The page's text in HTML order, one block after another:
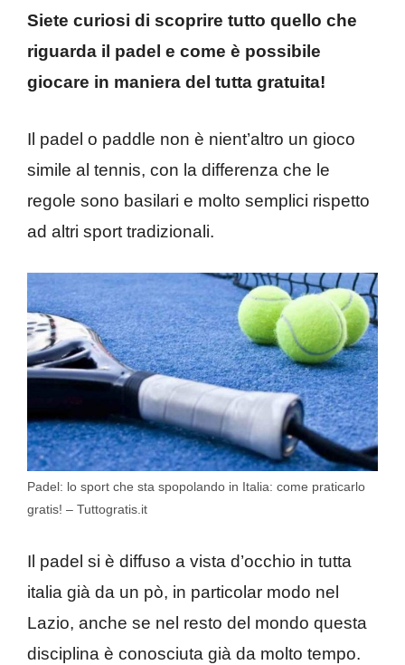
Siete curiosi di scoprire tutto quello che
riguarda il padel e come è possibile
giocare in maniera del tutta gratuita!
Il padel o paddle non è nient’altro un gioco
simile al tennis, con la differenza che le
regole sono basilari e molto semplici rispetto
ad altri sport tradizionali.
Padel: lo sport che sta spopolando in Italia: come praticarlo
gratis! – Tuttogratis.it
Il padel si è diffuso a vista d’occhio in tutta
italia già da un pò, in particolar modo nel
Lazio, anche se nel resto del mondo questa
disciplina è conosciuta già da molto tempo.